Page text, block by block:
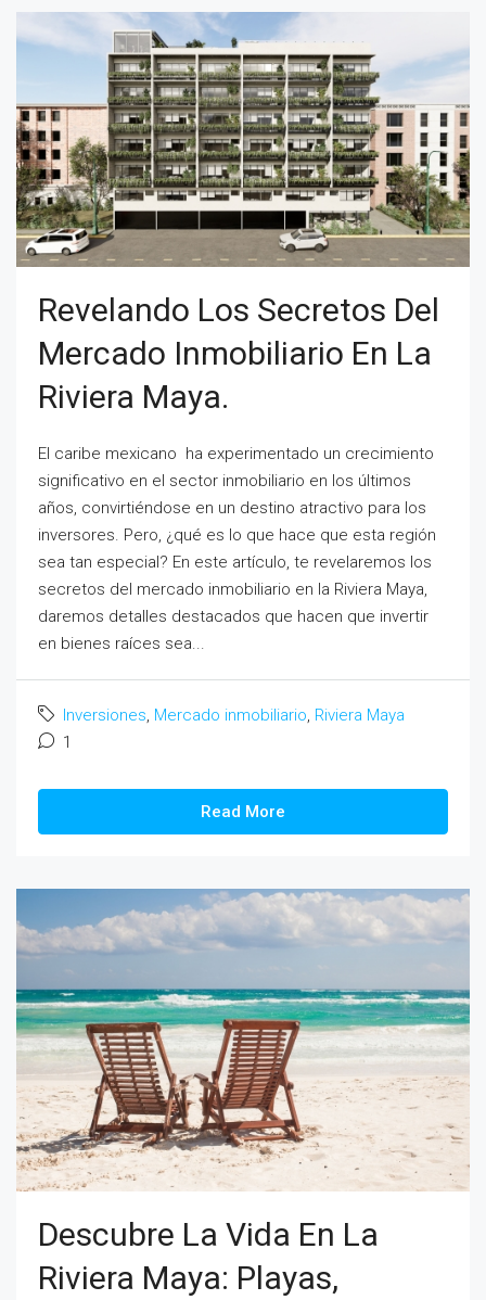
Revelando Los Secretos Del
Mercado Inmobiliario En La
Riviera Maya.
El caribe mexicano ha experimentado un crecimiento
significativo en el sector inmobiliario en los últimos
años, convirtiéndose en un destino atractivo para los
inversores. Pero, ¿qué es lo que hace que esta región
sea tan especial? En este artículo, te revelaremos los
secretos del mercado inmobiliario en la Riviera Maya,
daremos detalles destacados que hacen que invertir
en bienes raíces sea...
Inversiones, Mercado inmobiliario, Riviera Maya
1
Read More
Descubre La Vida En La
Riviera Maya: Playas,